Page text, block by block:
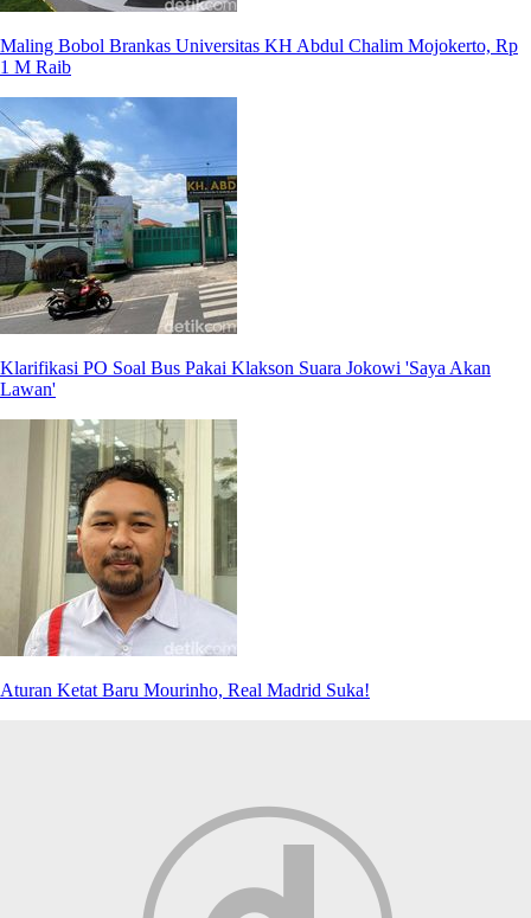
Maling Bobol Brankas Universitas KH Abdul Chalim Mojokerto, Rp
1 M Raib
Klarifikasi PO Soal Bus Pakai Klakson Suara Jokowi 'Saya Akan
Lawan'
Aturan Ketat Baru Mourinho, Real Madrid Suka!